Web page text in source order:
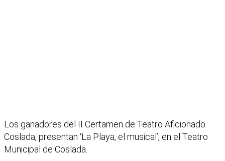
Los ganadores del II Certamen de Teatro Aficionado
Coslada, presentan ‘La Playa, el musical’, en el Teatro
Municipal de Coslada.